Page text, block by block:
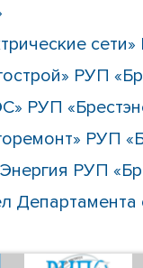
РУП
РУП
РУП
РУП